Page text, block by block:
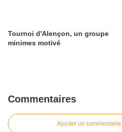
Tournoi d'Alençon, un groupe
minimes motivé
Commentaires
Ajouter un commentaire